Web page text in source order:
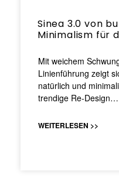
Sinea 3.0 von
Minimalism für
Mit weichem
Linienführung zeigt
natürlich und
trendige Re-Design…
WEITERLESEN >>